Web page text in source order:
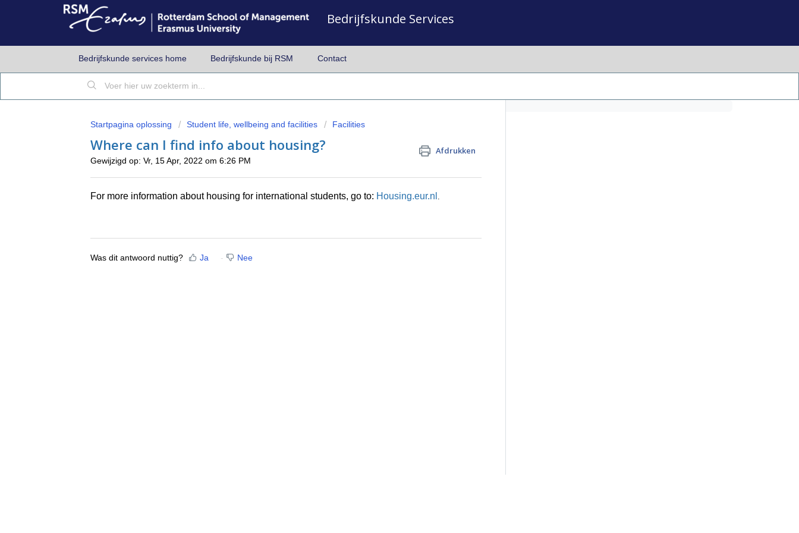
Bedrijfskunde Services
Bedrijfskunde services home Bedrijfskunde bij RSM Contact
Startpagina oplossing Student life, wellbeing and facilities Facilities
Where can I find info about housing? Afdrukken
Gewijzigd op: Vr, 15 Apr, 2022 om 6:26 PM
For more information about housing for international students, go to: Housing.eur.nl
Was dit antwoord nuttig? Ja Nee